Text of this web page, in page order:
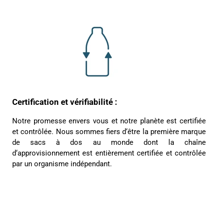
4,8 Évaluation 1 847Avis
Sylvie LE****
Service parfait.
Utile? Oui Partager
Twitter
Vannes, FR, 28/11/2025
Certification et vérifiabilité :
Notre promesse envers vous et notre planète est certifiée
et contrôlée. Nous sommes fiers d‘être la première marque
de sacs à dos au monde dont la chaîne
d‘approvisionnement est entièrement certifiée et contrôlée
par un organisme indépendant.